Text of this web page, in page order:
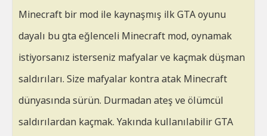
Minecraft bir mod ile kaynaşmış ilk GTA oyunu
dayalı bu gta eğlenceli Minecraft mod, oynamak
istiyorsanız isterseniz mafyalar ve kaçmak düşman
saldırıları. Size mafyalar kontra atak Minecraft
dünyasında sürün. Durmadan ateş ve ölümcül
saldırılardan kaçmak. Yakında kullanılabilir GTA